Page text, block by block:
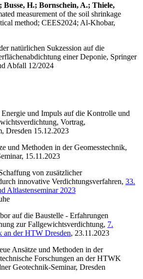
H.; Bornschein, A.; Thiele,
measurement of the soil shrinkage
method; CEES2024; Al-Khobar,
natürlichen Sukzession auf die
einer Deponie, Springer
Abfall 12/2024
und Impuls auf die Kontrolle und
Vortrag,
Dresden 15.12.2023
und Methoden in der Geomesstechnik,
15.11.2023
von zusätzlicher
innovative Verdichtungsverfahren, 33.
Altlastenseminar 2023
auf die Baustelle - Erfahrungen
zur Fallgewichtsverdichtung, 7.
an der HTW Dresden, 23.11.2023
Ansätze und Methoden in der
Forschungen an der HTWK
Geotechnik-Seminar, Dresden